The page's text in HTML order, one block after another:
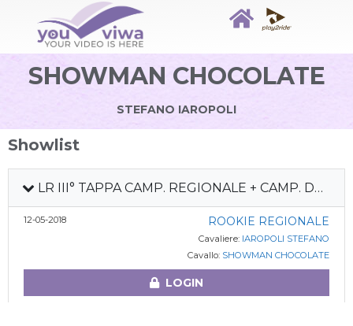
SHOWMAN CHOCOLATE
STEFANO IAROPOLI
Showlist
LR III° TAPPA CAMP. REGIONALE + CAMP. DEBUTTANTI
12-05-2018 ROOKIE REGIONALE
Cavaliere: IAROPOLI STEFANO
Cavallo: SHOWMAN CHOCOLATE
LOGIN